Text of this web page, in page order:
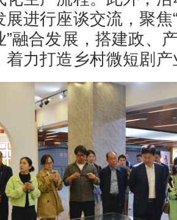
展进行座谈交流，聚
”融合发展，搭建政、
着力打造乡村微短剧